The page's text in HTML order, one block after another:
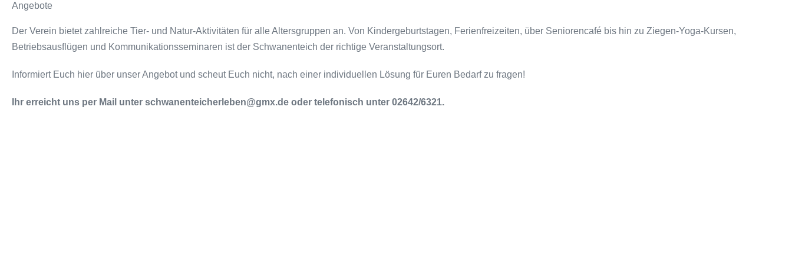
Angebote
Der Verein bietet zahlreiche Tier- und Natur-Aktivitäten für alle Altersgruppen an. Von Kindergeburtstagen, Ferienfreizeiten, über Seniorencafé bis hin zu Ziegen-Yoga-Kursen,
Betriebsausflügen und Kommunikationsseminaren ist der Schwanenteich der richtige Veranstaltungsort.
Informiert Euch hier über unser Angebot und scheut Euch nicht, nach einer individuellen Lösung für Euren Bedarf zu fragen!
Ihr erreicht uns per Mail unter schwanenteicherleben@gmx.de oder telefonisch unter 02642/6321.